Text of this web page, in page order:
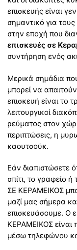
επισκευής είναι
σημαντικό για
στην εποχή που
επισκευές σε
συντήρηση ενός
Μερικά σημάδια
μπορεί να
επισκευή είναι το
λειτουργικοί
ρεύματος στον
περιπτώσεις, η
καουτσούκ.
Εάν διαπιστώσετε
σπίτι, το γραφείο
ΣΕ ΚΕΡΑΜΕΙΚΟΣ
μαζί μας σήμερα
επισκευάσουμε.
ΚΕΡΑΜΕΙΚΟΣ είναι
μέσω τηλεφώνου